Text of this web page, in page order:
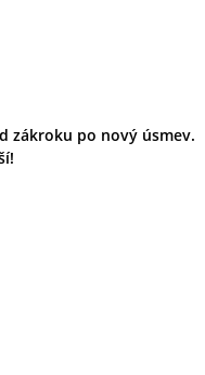
zákroku po nový úsmev.